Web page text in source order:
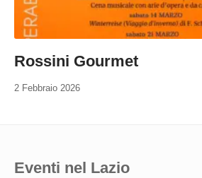
Rossini Gourmet
2 Febbraio 2026
Eventi nel Lazio